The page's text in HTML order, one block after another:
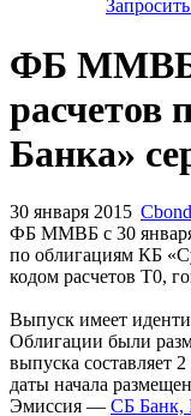
ФБ ММВБ
Банка»
ФБ ММВБ с 30 января
по облигациям КБ
кодом расчетов Т0,
Выпуск имеет